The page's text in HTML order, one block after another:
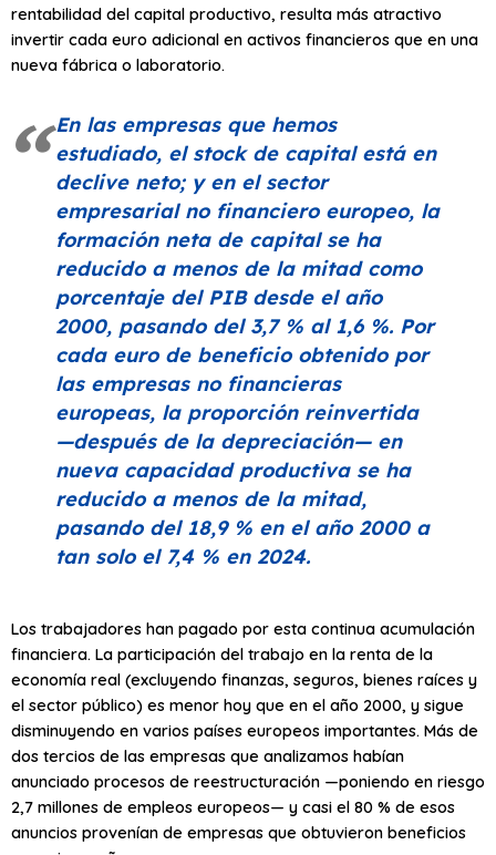
rentabilidad del capital productivo, resulta más atractivo
invertir cada euro adicional en activos financieros que en una
nueva fábrica o laboratorio.
En las empresas que hemos
estudiado, el stock de capital está en
declive neto; y en el sector
empresarial no financiero europeo, la
formación neta de capital se ha
reducido a menos de la mitad como
porcentaje del PIB desde el año
2000, pasando del 3,7 % al 1,6 %. Por
cada euro de beneficio obtenido por
las empresas no financieras
europeas, la proporción reinvertida
—después de la depreciación— en
nueva capacidad productiva se ha
reducido a menos de la mitad,
pasando del 18,9 % en el año 2000 a
tan solo el 7,4 % en 2024.
Los trabajadores han pagado por esta continua acumulación
financiera. La participación del trabajo en la renta de la
economía real (excluyendo finanzas, seguros, bienes raíces y
el sector público) es menor hoy que en el año 2000, y sigue
disminuyendo en varios países europeos importantes. Más de
dos tercios de las empresas que analizamos habían
anunciado procesos de reestructuración —poniendo en riesgo
2,7 millones de empleos europeos— y casi el 80 % de esos
anuncios provenían de empresas que obtuvieron beneficios